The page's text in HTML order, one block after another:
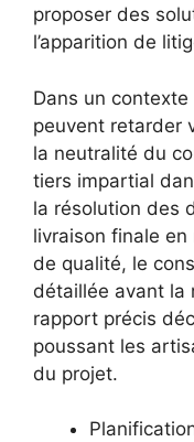
proposer des
l’apparition de
Dans un
peuvent retarder
la neutralité du
tiers impartial
la résolution des
livraison finale
de qualité, le
détaillée avant la
rapport précis
poussant les
du projet.